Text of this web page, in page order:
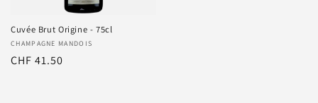
Cuvée Brut Origine - 75cl
Anbieter:
CHAMPAGNE MANDOIS
Normaler
CHF 41.50